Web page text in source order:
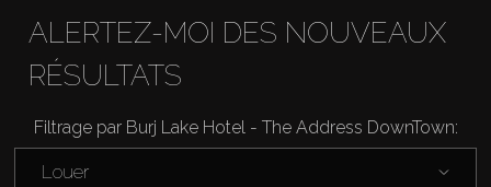
ALERTEZ-MOI DES NOUVEAUX
RÉSULTATS
Filtrage par Burj Lake Hotel - The Address DownTown:
Louer